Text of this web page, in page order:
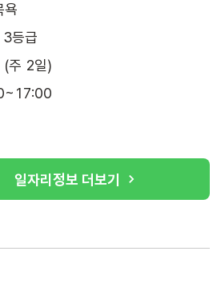
욕
3등급
(주 2일)
일자리정보 더보기